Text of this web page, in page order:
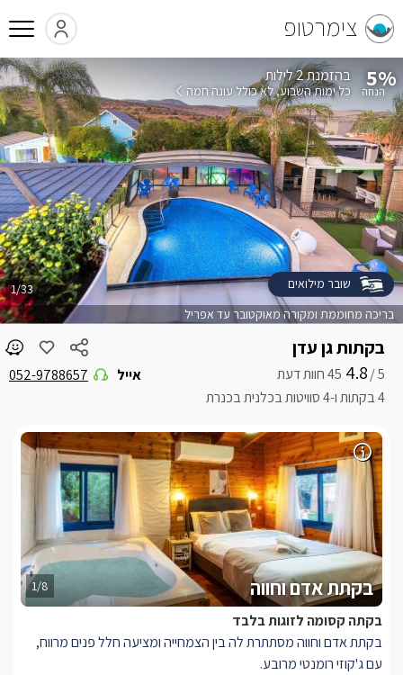
צימרטופ
בקתות גן עדן
5 /
4.8
4 בקתות ו-4 סוויטות בכלנית בכנרת
אייל 052-9788657
בריכה מחוממת ומקורה מאוקטובר עד אפריל
1/33
5% בהזמנת 2 לילות
כל ימות השבוע לא כולל עונה חמה
שובר מילואים
1/8 בקתת אדם וחווה
בקתה קסומה לזוגות בלבד
בקתת אדם וחווה מסתתרת לה בין הצמחייה ומציעה חלל פנים מרווח,
עם ג'קוזי רומנטי מרובע.